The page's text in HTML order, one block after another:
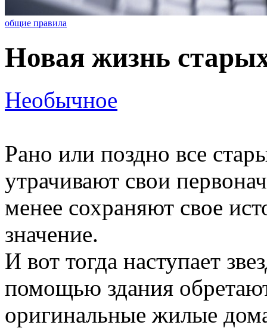
общие правила
Новая жизнь
Необычное
Рано или поздно все
утрачивают свои
менее сохраняют свое
значение.
И вот тогда наступает
помощью здания
оригинальные жилые